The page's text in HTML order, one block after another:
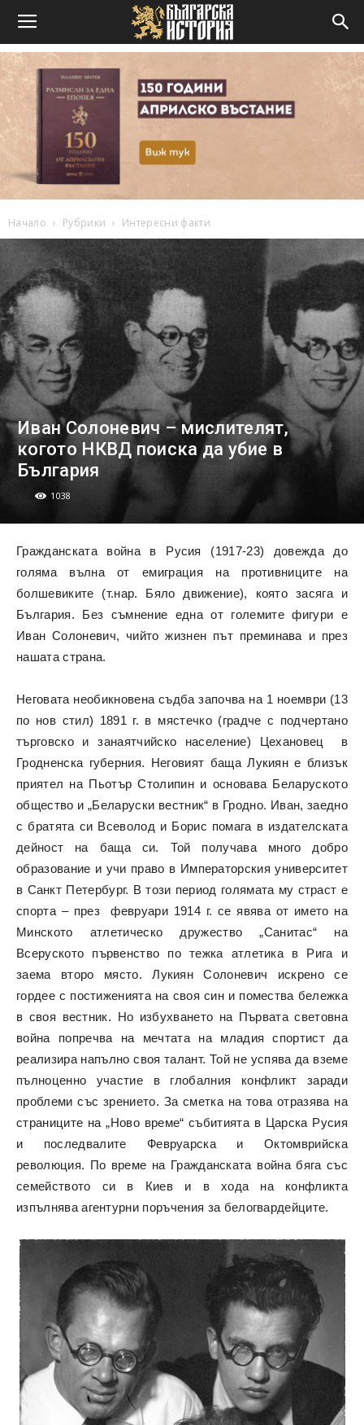
Начало Рубрики Интересни факти
Иван Солоневич – мислителят,
когото НКВД поиска да убие в
България
1038
Гражданската война в Русия (1917-23) довежда до
голяма вълна от емиграция на противниците на
болшевиките (т.нар. Бяло движение), която засяга и
България. Без съмнение една от големите фигури е
Иван Солоневич, чийто жизнен път преминава и през
нашата страна.
Неговата необикновена съдба започва на 1 ноември (13
по нов стил) 1891 г. в мястечко (градче с подчертано
търговско и занаятчийско население) Цехановец в
Гродненска губерния. Неговият баща Лукиян е близък
приятел на Пьотър Столипин и основава Беларуското
общество и „Беларуски вестник“ в Гродно. Иван, заедно
с братята си Всеволод и Борис помага в издателската
дейност на баща си. Той получава много добро
образование и учи право в Императорския университет
в Санкт Петербург. В този период голямата му страст е
спорта – през февруари 1914 г. се явява от името на
Минското атлетическо дружество „Санитас“ на
Всеруското първенство по тежка атлетика в Рига и
заема второ място. Лукиян Солоневич искрено се
гордее с постиженията на своя син и помества бележка
в своя вестник. Но избухването на Първата световна
война попречва на мечтата на младия спортист да
реализира напълно своя талант. Той не успява да вземе
пълноценно участие в глобалния конфликт заради
проблеми със зрението. За сметка на това отразява на
страниците на „Ново време“ събитията в Царска Русия
и последвалите Февруарска и Октомврийска
революция. По време на Гражданската война бяга със
семейството си в Киев и в хода на конфликта
изпълнява агентурни поръчения за белогвардейците.